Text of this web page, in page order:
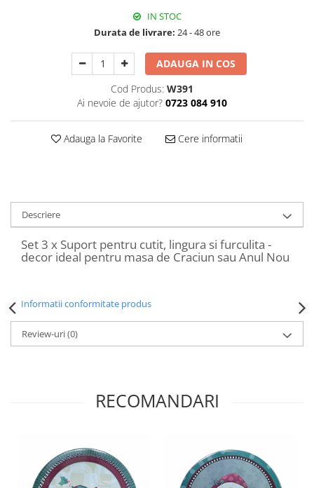
Sweet Wonderland
Decoratiuni Muzicale
Decoratiuni Luminoase
Coronite & Ghirlande
Aromaterapie Craciun
Felicitari, Cutii si Pungi de Cadou
IN STOC
Durata de livrare: 24 - 48 ore
ADAUGA IN COS
Cod Produs: W391
Ai nevoie de ajutor? 0723 084 910
Adauga la Favorite Cere informatii
Descriere
Set 3 x Suport pentru cutit, lingura si furculita -
decor ideal pentru masa de Craciun sau Anul Nou
Informatii conformitate produs
Review-uri(0)
RECOMANDARI